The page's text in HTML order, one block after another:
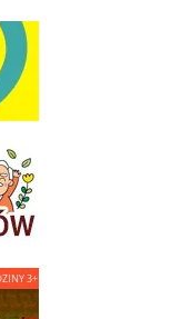
Seniora
Wieliczka